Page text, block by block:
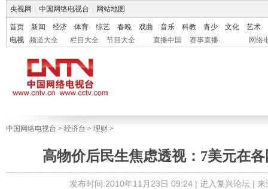
央视网 中国网络电视台 网站地图
首页 新闻 经济 体育 综艺 春晚 戏曲 音乐 科教 青少 文化
艺术
电视
频道大全 栏目大全 节目大全 直播中国 赛事直播 网络
中国网络电视台 > 经济台 > 理财 >
高物价后民生焦虑透视：7美元在
发布时间:2010年11月23日 09:24 | 进入复兴论坛| 来